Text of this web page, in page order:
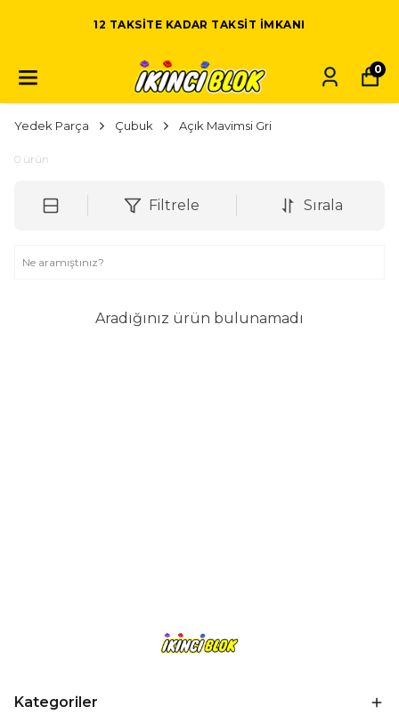
12 TAKSITE KADAR TAKSIT IMKANI
0
Yedek Parça Çubuk Açık Mavimsi Gri
0 ürün
Filtrele Sırala
Aradığınız ürün bulunamadı
Kategoriler